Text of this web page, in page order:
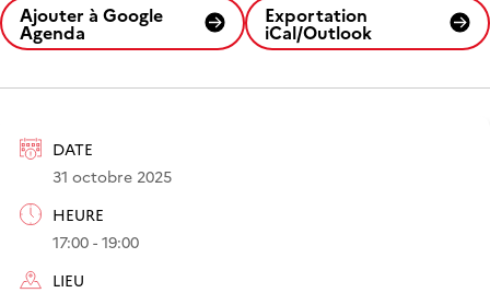
DATE
31 octobre 2025
HEURE
17:00 - 19:00
LIEU
Ajouter à Google
Agenda
Exportation
iCal/Outlook